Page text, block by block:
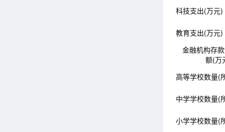
科技支出(万元)
教育支出(万元)
金融机构存
额(万
高等学校数量(
中学学校数量(
小学学校数量(